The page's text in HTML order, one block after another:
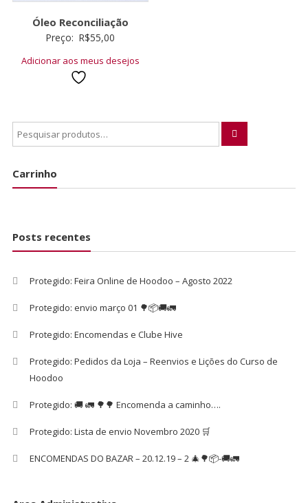
Óleo Reconciliação
Preço: R$55,00
Adicionar aos meus desejos
Carrinho
Posts recentes
Protegido: Feira Online de Hoodoo – Agosto 2022
Protegido: envio março 01 🌳📦🚚🚛
Protegido: Encomendas e Clube Hive
Protegido: Pedidos da Loja – Reenvios e Lições do Curso de
Hoodoo
Protegido: 🚚 🚛 🌳🌳 Encomenda a caminho….
Protegido: Lista de envio Novembro 2020 🛒
ENCOMENDAS DO BAZAR – 20.12.19 – 2 🎄🌳📦-🚚🚛